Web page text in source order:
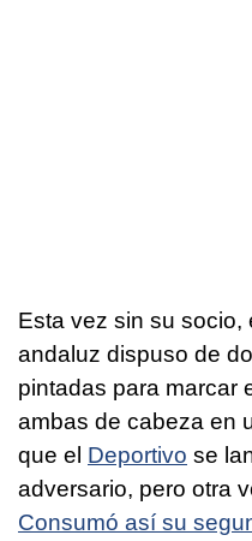
Esta vez sin su socio,
andaluz dispuso de
pintadas para marcar
ambas de cabeza en
que el Deportivo se
adversario, pero otra
Consumó así su